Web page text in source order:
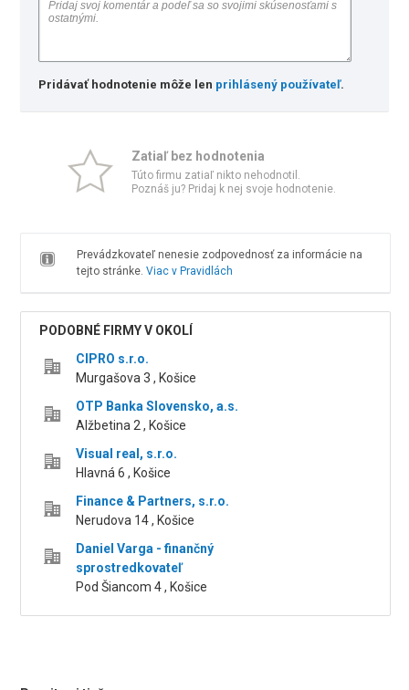
Pridávať hodnotenie môže len prihlásený používateľ.
Zatiaľ bez hodnotenia
Túto firmu zatiaľ nikto nehodnotil.
Poznáš ju? Pridaj k nej svoje hodnotenie.
Prevádzkovateľ nenesie zodpovednosť za informácie na
tejto stránke. Viac v Pravidlách
PODOBNÉ FIRMY V OKOLÍ
CIPRO s.r.o.
Murgašova 3 , Košice
OTP Banka Slovensko, a.s.
Alžbetina 2 , Košice
Visual real, s.r.o.
Hlavná 6 , Košice
Finance & Partners, s.r.o.
Nerudova 14 , Košice
Daniel Varga - finančný
sprostredkovateľ
Pod Šiancom 4 , Košice